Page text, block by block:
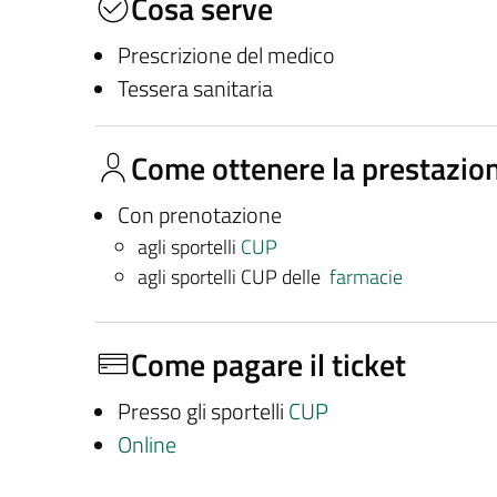
Prescrizione del medico
Tessera sanitaria
Come ottenere la
Con prenotazione
agli sportelli CUP
agli sportelli CUP delle farmacie
Come pagare il ticket
Presso gli sportelli CUP
Online